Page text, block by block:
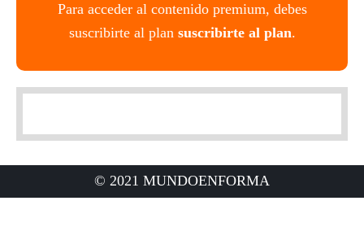
Para acceder al contenido premium, debes
suscribirte al plan suscribirte al plan.
© 2021 MUNDOENFORMA